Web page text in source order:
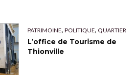
PATRIMOINE, POLITIQUE, QUARTIER
L’office de Tourisme de
Thionville